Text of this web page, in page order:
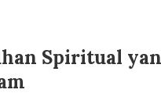
Spiritual